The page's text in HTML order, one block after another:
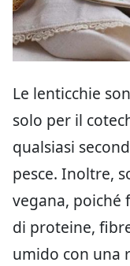
Le lenticchie
solo per il
qualsiasi
pesce. Inoltre,
vegana,
di proteine,
umido con una